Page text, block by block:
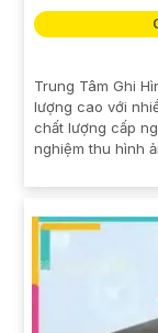
Trung Tâm Ghi
lượng cao với
chất lượng cấp
nghiệm thu hình